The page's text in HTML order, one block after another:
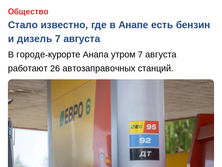
Общество
Стало известно, где в Анапе есть бензин
и дизель 7 августа
В городе-курорте Анапа утром 7 августа
работают 26 автозаправочных станций.